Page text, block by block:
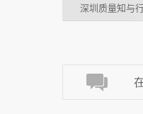
深圳质量知与